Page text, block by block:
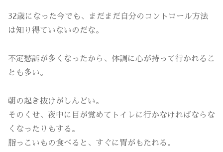
32歳になった今でも、まだまだ自分のコントロール方法
は知り得ていないのだな。
不定愁訴が多くなったから、体調に心が持って行かれるこ
とも多い。
朝の起き抜けがしんどい。
そのくせ、夜中に目が覚めてトイレに行かなければならな
くなったりもする。
脂っこいもの食べると、すぐに胃がもたれる。